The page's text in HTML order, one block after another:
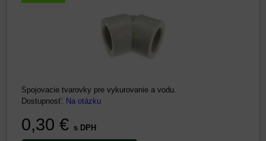
Spojovacie tvarovky pre vykurovanie a vodu.
Dostupnosť: Na otázku
0,30 € s DPH